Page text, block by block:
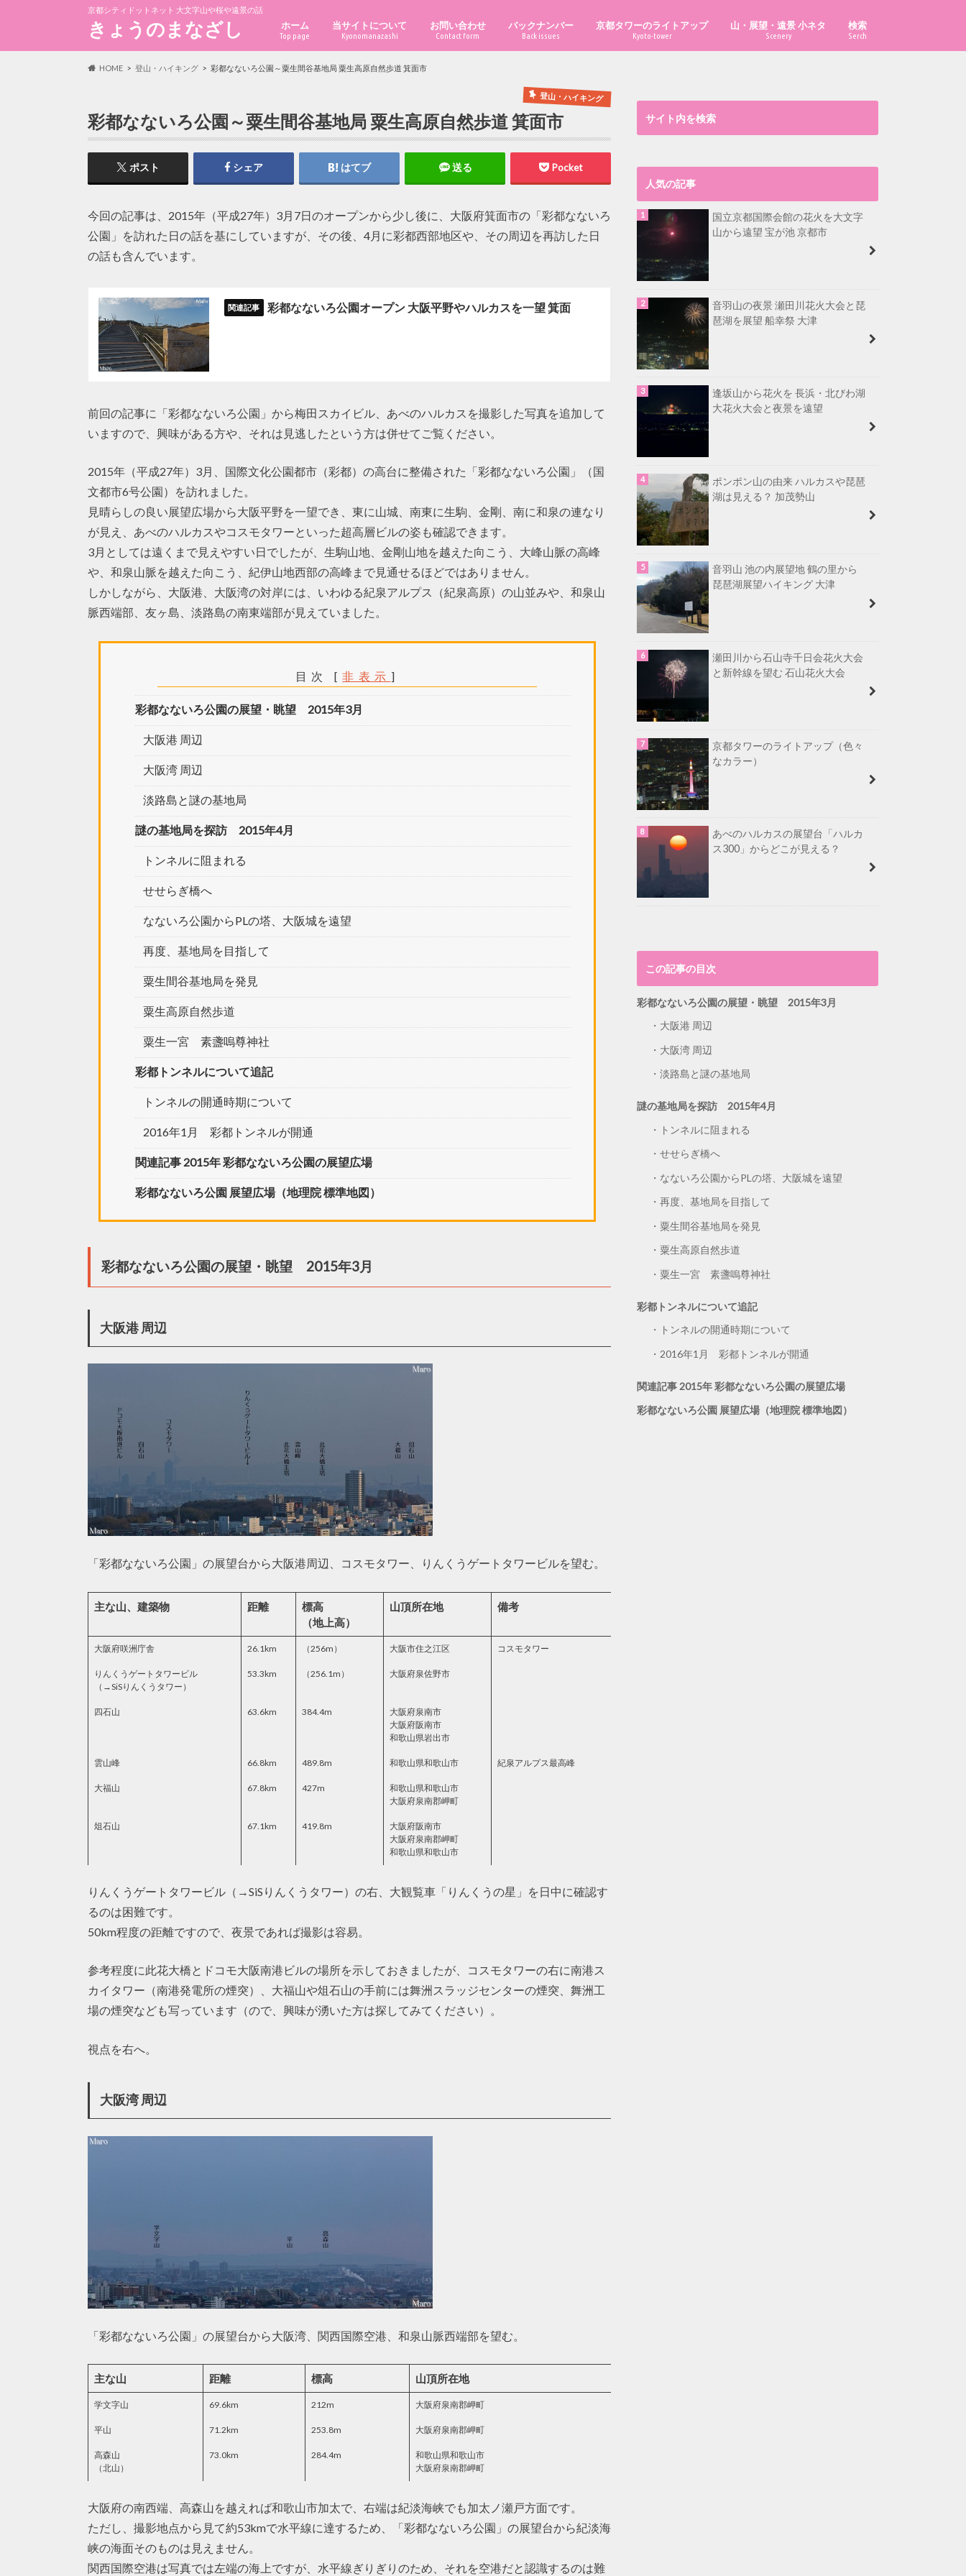
京都シティドットネット 大文字山や桜や遠景の話
きょうのまなざし ホーム
Top page
当サイトについて
Kyonomanazashi
お問い合わせ
Contact form
バックナンバー
Back issues
京都タワーのライトアップ
Kyoto-tower
山・展望・遠景 小ネタ
Scenery
検索
Serch
HOME 登山・ハイキング 彩都なないろ公園～粟生間谷基地局 粟生高原自然歩道 箕面市
登山・ハイキング
彩都なないろ公園～粟生間谷基地局 粟生高原自然歩道 箕面市
ポスト シェア はてブ 送る Pocket
今回の記事は、2015年（平成27年）3月7日のオープンから少し後に、大阪府箕面市の「彩都なないろ
公園」を訪れた日の話を基にしていますが、その後、4月に彩都西部地区や、その周辺を再訪した日
の話も含んでいます。
彩都なないろ公園オープン 大阪平野やハルカスを一望 箕面
前回の記事に「彩都なないろ公園」から梅田スカイビル、あべのハルカスを撮影した写真を追加して
いますので、興味がある方や、それは見逃したという方は併せてご覧ください。
2015年（平成27年）3月、国際文化公園都市（彩都）の高台に整備された「彩都なないろ公園」（国
文都市6号公園）を訪れました。
見晴らしの良い展望広場から大阪平野を一望でき、東に山城、南東に生駒、金剛、南に和泉の連なり
が見え、あべのハルカスやコスモタワーといった超高層ビルの姿も確認できます。
3月としては遠くまで見えやすい日でしたが、生駒山地、金剛山地を越えた向こう、大峰山脈の高峰
や、和泉山脈を越えた向こう、紀伊山地西部の高峰まで見通せるほどではありません。
しかしながら、大阪港、大阪湾の対岸には、いわゆる紀泉アルプス（紀泉高原）の山並みや、和泉山
脈西端部、友ヶ島、淡路島の南東端部が見えていました。
目次 [非表示 ]
彩都なないろ公園の展望・眺望 2015年3月
大阪港 周辺
大阪湾 周辺
淡路島と謎の基地局
謎の基地局を探訪 2015年4月
トンネルに阻まれる
せせらぎ橋へ
なないろ公園からPLの塔、大阪城を遠望
再度、基地局を目指して
粟生間谷基地局を発見
粟生高原自然歩道
粟生一宮 素盞嗚尊神社
彩都トンネルについて追記
トンネルの開通時期について
2016年1月 彩都トンネルが開通
関連記事 2015年 彩都なないろ公園の展望広場
彩都なないろ公園 展望広場（地理院 標準地図）
彩都なないろ公園の展望・眺望 2015年3月
大阪港 周辺
「彩都なないろ公園」の展望台から大阪港周辺、コスモタワー、りんくうゲートタワービルを望む。
主な山、建築物 距離
標高
（地上高）
山頂所在地 備考
大阪府咲洲庁舎 26.1km （256m） 大阪市住之江区 コスモタワー
りんくうゲートタワービル
（→SiSりんくうタワー）
53.3km （256.1m） 大阪府泉佐野市
四石山 63.6km 384.4m
大阪府泉南市
大阪府阪南市
和歌山県岩出市
雲山峰 66.8km 489.8m 和歌山県和歌山市 紀泉アルプス最高峰
大福山 67.8km 427m
和歌山県和歌山市
大阪府泉南郡岬町
俎石山 67.1km 419.8m
大阪府阪南市
大阪府泉南郡岬町
和歌山県和歌山市
りんくうゲートタワービル（→SiSりんくうタワー）の右、大観覧車「りんくうの星」を日中に確認す
るのは困難です。
50km程度の距離ですので、夜景であれば撮影は容易。
参考程度に此花大橋とドコモ大阪南港ビルの場所を示しておきましたが、コスモタワーの右に南港ス
カイタワー（南港発電所の煙突）、大福山や俎石山の手前には舞洲スラッジセンターの煙突、舞洲工
場の煙突なども写っています（ので、興味が湧いた方は探してみてください）。
視点を右へ。
大阪湾 周辺
「彩都なないろ公園」の展望台から大阪湾、関西国際空港、和泉山脈西端部を望む。
主な山 距離 標高 山頂所在地
学文字山 69.6km 212m 大阪府泉南郡岬町
平山 71.2km 253.8m 大阪府泉南郡岬町
高森山
（北山）
73.0km 284.4m
和歌山県和歌山市
大阪府泉南郡岬町
大阪府の南西端、高森山を越えれば和歌山市加太で、右端は紀淡海峡でも加太ノ瀬戸方面です。
ただし、撮影地点から見て約53kmで水平線に達するため、「彩都なないろ公園」の展望台から紀淡海
峡の海面そのものは見えません。
関西国際空港は写真では左端の海上ですが、水平線ぎりぎりのため、それを空港だと認識するのは難
サイト内を検索
人気の記事
国立京都国際会館の花火を大文字
山から遠望 宝が池 京都市
音羽山の夜景 瀬田川花火大会と琵
琶湖を展望 船幸祭 大津
逢坂山から花火を 長浜・北びわ湖
大花火大会と夜景を遠望
ポンポン山の由来 ハルカスや琵琶
湖は見える？ 加茂勢山
音羽山 池の内展望地 鶴の里から
琵琶湖展望ハイキング 大津
瀬田川から石山寺千日会花火大会
と新幹線を望む 石山花火大会
京都タワーのライトアップ（色々
なカラー）
あべのハルカスの展望台「ハルカ
ス300」からどこが見える？
この記事の目次
彩都なないろ公園の展望・眺望 2015年3月
大阪港 周辺
大阪湾 周辺
淡路島と謎の基地局
謎の基地局を探訪 2015年4月
トンネルに阻まれる
せせらぎ橋へ
なないろ公園からPLの塔、大阪城を遠望
再度、基地局を目指して
粟生間谷基地局を発見
粟生高原自然歩道
粟生一宮 素盞嗚尊神社
彩都トンネルについて追記
トンネルの開通時期について
2016年1月 彩都トンネルが開通
関連記事 2015年 彩都なないろ公園の展望広場
彩都なないろ公園 展望広場（地理院 標準地図）